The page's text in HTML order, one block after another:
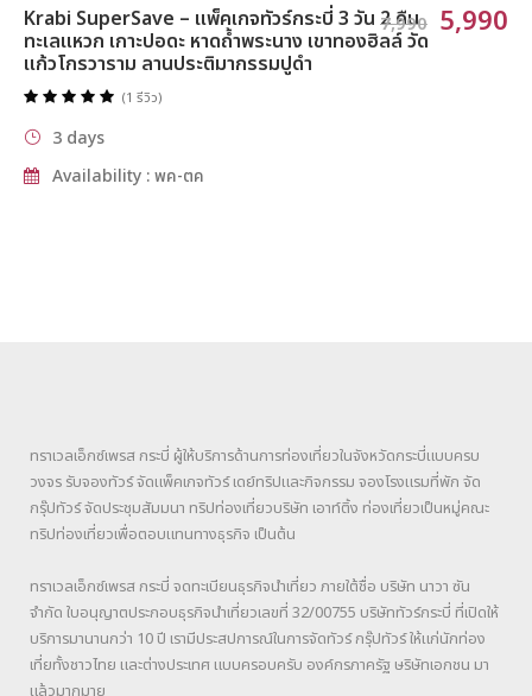
Krabi SuperSave – แพ็คเกจทัวร์กระบี่ 3 วัน 2 คืน
ทะเลแหวก เกาะปอดะ หาดถ้ำพระนาง เขาทองฮิลล์ วัด
แก้วโกรวาราม ลานประติมากรรมปูดำ
7,990 5,990
3 days
Availability : พค-ตค
(1 รีวิว)
ทราเวลเอ็กซ์เพรส กระบี่ ผู้ให้บริการด้านการท่องเที่ยวในจังหวัดกระบี่แบบครบ
วงจร รับจองทัวร์ จัดแพ็คเกจทัวร์ เดย์ทริปและกิจกรรม จองโรงแรมที่พัก จัด
กรุ๊ปทัวร์ จัดประชุมสัมมนา ทริปท่องเที่ยวบริษัท เอาท์ติ้ง ท่องเที่ยวเป็นหมู่คณะ
ทริปท่องเที่ยวเพื่อตอบแทนทางธุรกิจ เป็นต้น
ทราเวลเอ็กซ์เพรส กระบี่ จดทะเบียนธุรกิจนำเที่ยว ภายใต้ชื่อ บริษัท นาวา ซัน
จำกัด ใบอนุญาตประกอบธุรกิจนำเที่ยวเลขที่ 32/00755 บริษัททัวร์กระบี่ ที่เปิดให้
บริการมานานกว่า 10 ปี เรามีประสปการณ์ในการจัดทัวร์ กรุ๊ปทัวร์ ให้แก่นักท่อง
เที่ยทั้งชาวไทย และต่างประเทศ แบบครอบครับ องค์กรภาครัฐ ษริษัทเอกชน มา
แล้วมากมาย